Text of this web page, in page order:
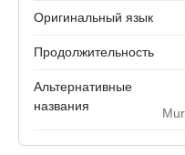
Оригинальный язык
Продолжительность
Альтернативные
названия